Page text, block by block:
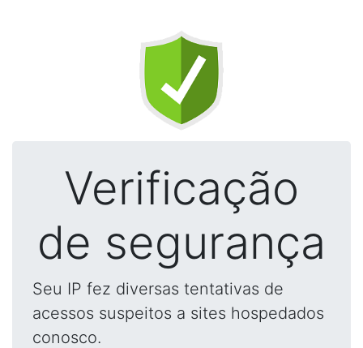
Verificação
de segurança
Seu IP fez diversas tentativas de
acessos suspeitos a sites hospedados
conosco.